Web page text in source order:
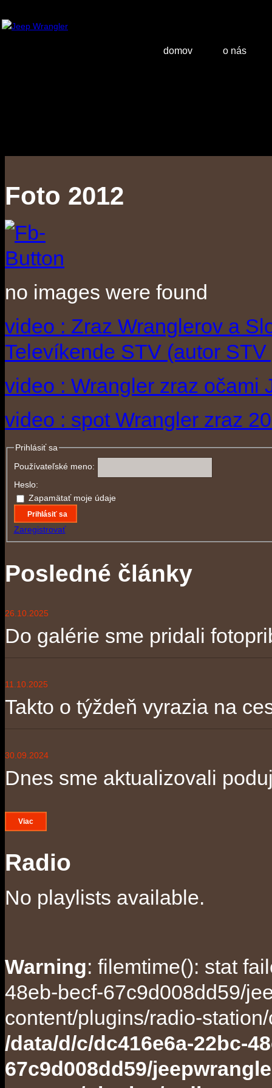
domov o nás
Foto 2012
no images were found
video : Zraz Wranglerov a
Televíkende STV (autor STV
video : Wrangler zraz očami
video : spot Wrangler zraz
Prihlásiť sa
Používateľské meno:
Heslo:
Zapamätať moje údaje
Prihlásiť sa
Zaregistrovať
Posledné články
26.10.2025
Do galérie sme pridali
11.10.2025
Takto o týždeň vyrazia na
30.09.2024
Dnes sme aktualizovali
Viac
Radio
No playlists available.
Warning: filemtime(): stat
48eb-becf-67c9d008dd59/
content/plugins/radio-
/data/d/c/dc416e6a-22bc-
67c9d008dd59/